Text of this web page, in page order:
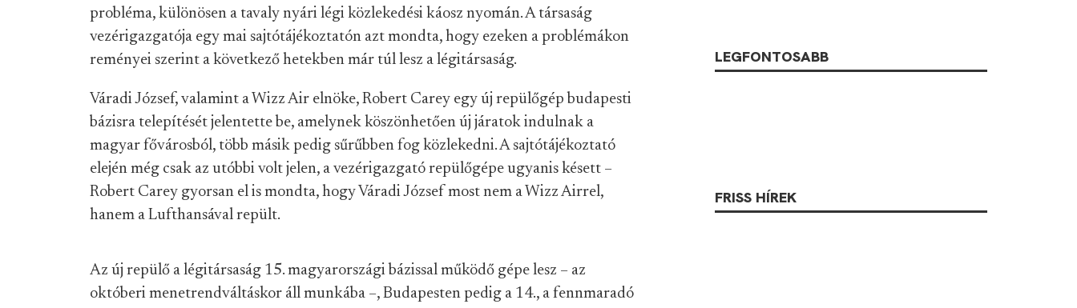
probléma, különösen a tavaly nyári légi közlekedési káosz nyomán. A társaság
vezérigazgatója egy mai sajtótájékoztatón azt mondta, hogy ezeken a problémákon
reményei szerint a következő hetekben már túl lesz a légitársaság.
Váradi József, valamint a Wizz Air elnöke, Robert Carey egy új repülőgép budapesti
bázisra telepítését jelentette be, amelynek köszönhetően új járatok indulnak a
magyar fővárosból, több másik pedig sűrűbben fog közlekedni. A sajtótájékoztató
elején még csak az utóbbi volt jelen, a vezérigazgató repülőgépe ugyanis késett –
Robert Carey gyorsan el is mondta, hogy Váradi József most nem a Wizz Airrel,
hanem a Lufthansával repült.
Az új repülő a légitársaság 15. magyarországi bázissal működő gépe lesz – az
októberi menetrendváltáskor áll munkába –, Budapesten pedig a 14., a fennmaradó
LEGFONTOSABB
FRISS HÍREK